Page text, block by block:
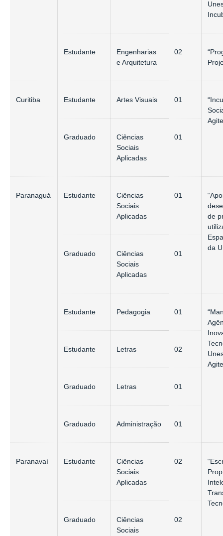
Estudante
Engenharias
e Arquitetura
02
Curitiba Estudante Artes Visuais 01
Graduado
Ciências
Sociais
Aplicadas
01
Paranaguá Estudante
Ciências
Sociais
Aplicadas
01
de
da
Graduado
Ciências
Sociais
Aplicadas
01
Estudante Pedagogia 01
Estudante Letras 02
Graduado Letras 01
Graduado Administração 01
Paranavaí Estudante
Ciências
Sociais
Aplicadas
02
Graduado
Ciências
Sociais
02